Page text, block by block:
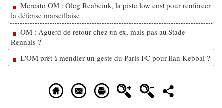
Mercato OM : Oleg Reabciuk, la piste low cost pour renforcer
la défense marseillaise
OM : Aguerd de retour chez un ex, mais pas au Stade
Rennais ?
L'OM prêt à mendier un geste du Paris FC pour Ilan Kebbal ?